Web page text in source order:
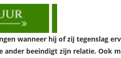
wanneer hij of zij tegenslag
beeindigt zijn relatie. Ook